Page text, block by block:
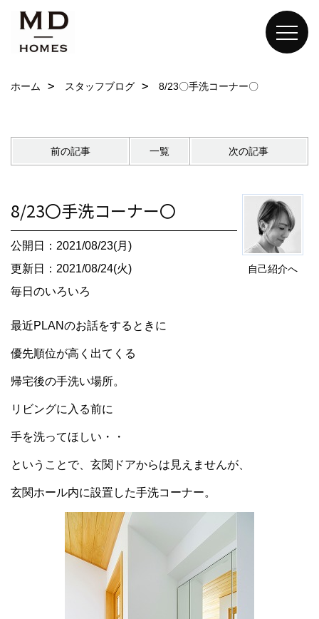
ホーム スタッフブログ 8/23〇手洗コーナー〇
前の記事 一覧 次の記事
自己紹介へ
8/23〇手洗コーナー〇
公開日：2021/08/23(月)
更新日：2021/08/24(火)
毎日のいろいろ
最近PLANのお話をするときに
優先順位が高く出てくる
帰宅後の手洗い場所。
リビングに入る前に
手を洗ってほしい・・
ということで、玄関ドアからは見えませんが、
玄関ホール内に設置した手洗コーナー。